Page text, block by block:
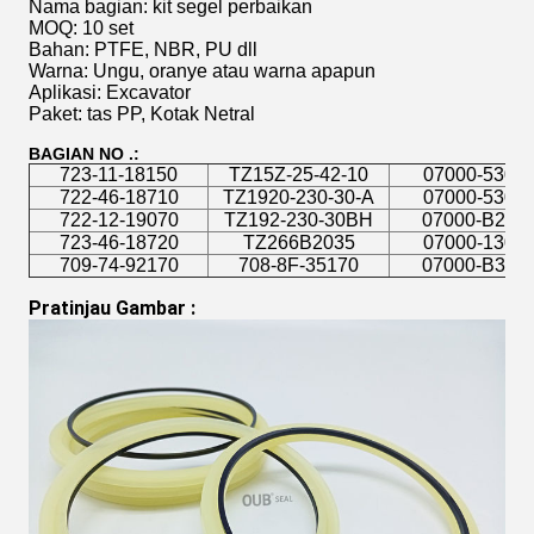
Nama bagian: kit segel perbaikan
MOQ: 10 set
Bahan: PTFE, NBR, PU dll
Warna: Ungu, oranye atau warna apapun
Aplikasi: Excavator
Paket: tas PP, Kotak Netral
BAGIAN NO .:
723-11-18150 TZ15Z-25-42-10
07000-
722-46-18710
TZ1920-230-30-A
07000-
722-12-19070
TZ192-230-30BH
07000-
723-46-18720
TZ266B2035
07000-
709-74-92170
708-8F-35170 07000-
Pratinjau Gambar :